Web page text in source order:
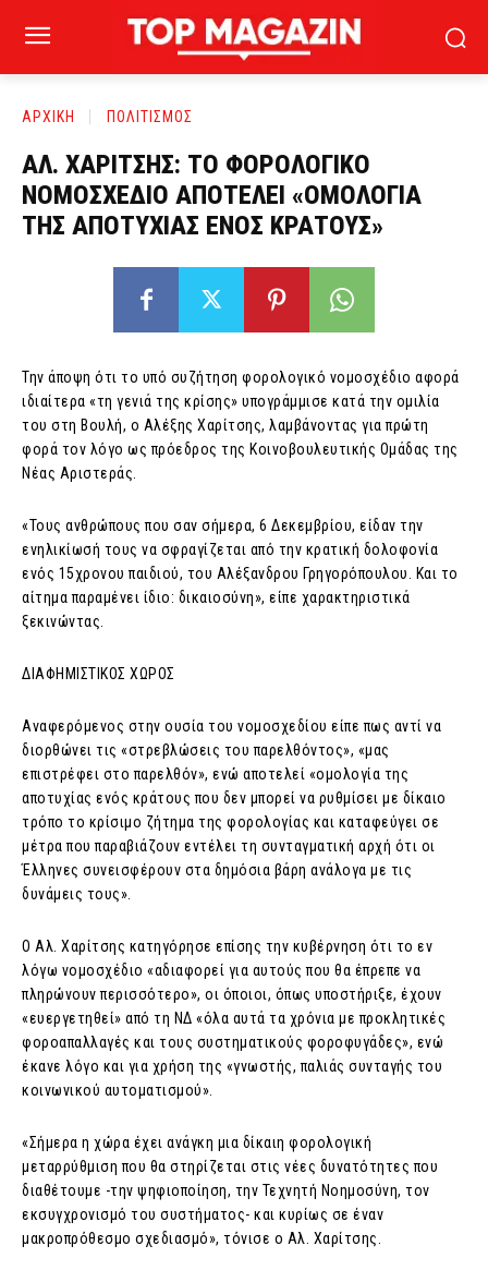
ΑΡΧΙΚΗ ΠΟΛΙΤΙΣΜΟΣ
ΑΛ. ΧΑΡΙΤΣΗΣ: ΤΟ ΦΟΡΟΛΟΓΙΚΟ
ΝΟΜΟΣΧΕΔΙΟ ΑΠΟΤΕΛΕΙ «ΟΜΟΛΟΓΙΑ
ΤΗΣ ΑΠΟΤΥΧΙΑΣ ΕΝΟΣ ΚΡΑΤΟΥΣ»
Την άποψη ότι το υπό συζήτηση φορολογικό νομοσχέδιο αφορά
ιδιαίτερα «τη γενιά της κρίσης» υπογράμμισε κατά την ομιλία
του στη Βουλή, ο Αλέξης Χαρίτσης, λαμβάνοντας για πρώτη
φορά τον λόγο ως πρόεδρος της Κοινοβουλευτικής Ομάδας της
Νέας Αριστεράς.
«Τους ανθρώπους που σαν σήμερα, 6 Δεκεμβρίου, είδαν την
ενηλικίωσή τους να σφραγίζεται από την κρατική δολοφονία
ενός 15χρονου παιδιού, του Αλέξανδρου Γρηγορόπουλου. Και το
αίτημα παραμένει ίδιο: δικαιοσύνη», είπε χαρακτηριστικά
ξεκινώντας.
ΔΙΑΦΗΜΙΣΤΙΚΟΣ ΧΩΡΟΣ
Αναφερόμενος στην ουσία του νομοσχεδίου είπε πως αντί να
διορθώνει τις «στρεβλώσεις του παρελθόντος», «μας
επιστρέφει στο παρελθόν», ενώ αποτελεί «ομολογία της
αποτυχίας ενός κράτους που δεν μπορεί να ρυθμίσει με δίκαιο
τρόπο το κρίσιμο ζήτημα της φορολογίας και καταφεύγει σε
μέτρα που παραβιάζουν εντέλει τη συνταγματική αρχή ότι οι
Έλληνες συνεισφέρουν στα δημόσια βάρη ανάλογα με τις
δυνάμεις τους».
Ο Αλ. Χαρίτσης κατηγόρησε επίσης την κυβέρνηση ότι το εν
λόγω νομοσχέδιο «αδιαφορεί για αυτούς που θα έπρεπε να
πληρώνουν περισσότερο», οι όποιοι, όπως υποστήριξε, έχουν
«ευεργετηθεί» από τη ΝΔ «όλα αυτά τα χρόνια με προκλητικές
φοροαπαλλαγές και τους συστηματικούς φοροφυγάδες», ενώ
έκανε λόγο και για χρήση της «γνωστής, παλιάς συνταγής του
κοινωνικού αυτοματισμού».
«Σήμερα η χώρα έχει ανάγκη μια δίκαιη φορολογική
μεταρρύθμιση που θα στηρίζεται στις νέες δυνατότητες που
διαθέτουμε -την ψηφιοποίηση, την Τεχνητή Νοημοσύνη, τον
εκσυγχρονισμό του συστήματος- και κυρίως σε έναν
μακροπρόθεσμο σχεδιασμό», τόνισε ο Αλ. Χαρίτσης.